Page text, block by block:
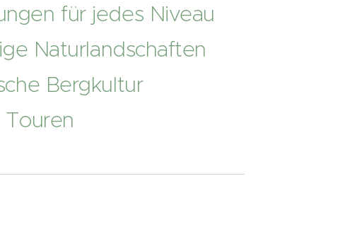
für jedes Niveau
Naturlandschaften
Bergkultur